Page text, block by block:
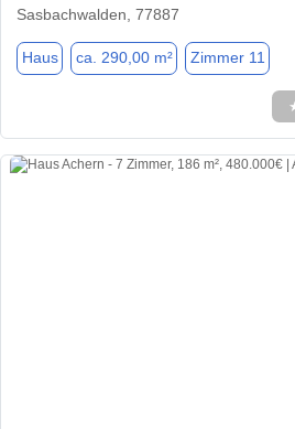
Sasbachwalden, 77887
Haus ca. 290,00 m² Zimmer 11